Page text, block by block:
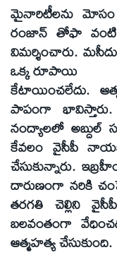
మైనారిటీలను
రంజాన్ తోఫా వంటి
విమర్శించారు.
ఒక్క రూపాయి
కేటాయించలేదు.
పాపంగా
నంద్యాలలో అబ్దుల్
కేవలం వైసీపీ
చేసుకున్నారు.
దారుణంగా నరికి
తరగతి చెల్లిని
బలవంతంగా
ఆత్మహత్య చేసుకుంది.